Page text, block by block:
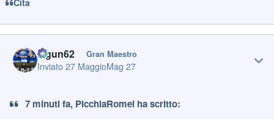
Cita
Iagun62 Gran Maestro
Inviato27 MaggioMag 27
7 minuti fa, PicchiaRomei ha scritto: